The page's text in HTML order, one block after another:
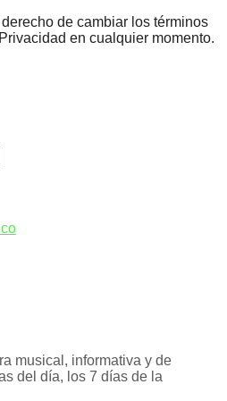
de cambiar los términos
en cualquier momento.
musical, informativa y de
del día, los 7 días de la